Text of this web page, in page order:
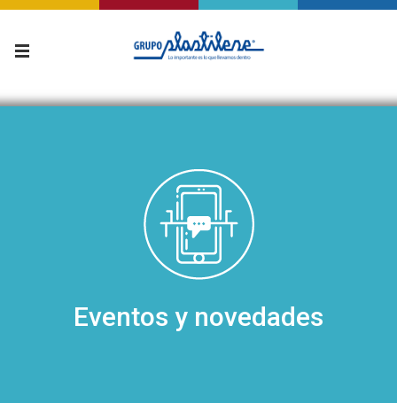
Eventos y novedades